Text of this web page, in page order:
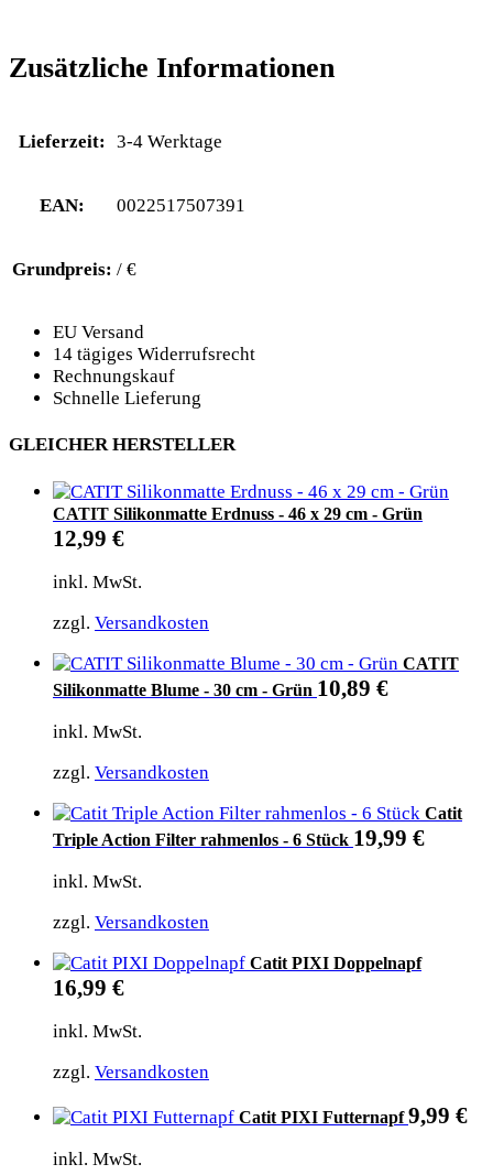
Zusätzliche Informationen
Lieferzeit: 3-4 Werktage
EAN: 0022517507391
Grundpreis: / €
EU Versand
14 tägiges Widerrufsrecht
Rechnungskauf
Schnelle Lieferung
GLEICHER HERSTELLER
CATIT Silikonmatte Erdnuss - 46 x 29 cm - Grün
12,99 €
inkl. MwSt.
zzgl. Versandkosten
CATIT
Silikonmatte Blume - 30 cm - Grün 10,89 €
inkl. MwSt.
zzgl. Versandkosten
Catit
Triple Action Filter rahmenlos - 6 Stück 19,99 €
inkl. MwSt.
zzgl. Versandkosten
Catit PIXI Doppelnapf
16,99 €
inkl. MwSt.
zzgl. Versandkosten
Catit PIXI Futternapf 9,99 €
inkl. MwSt.